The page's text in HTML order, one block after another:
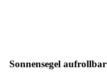
Sonnensegel aufrollbar